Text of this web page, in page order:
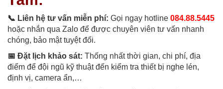
📞 Liên hệ tư vấn miễn phí: Gọi ngay hotline 084.88.5445
hoặc nhắn qua Zalo để được chuyên viên tư vấn nhanh
chóng, bảo mật tuyệt đối.
📅 Đặt lịch khảo sát: Thống nhất thời gian, chi phí, địa
điểm để đội ngũ kỹ thuật đến kiểm tra thiết bị nghe lén,
định vị, camera ẩn,…